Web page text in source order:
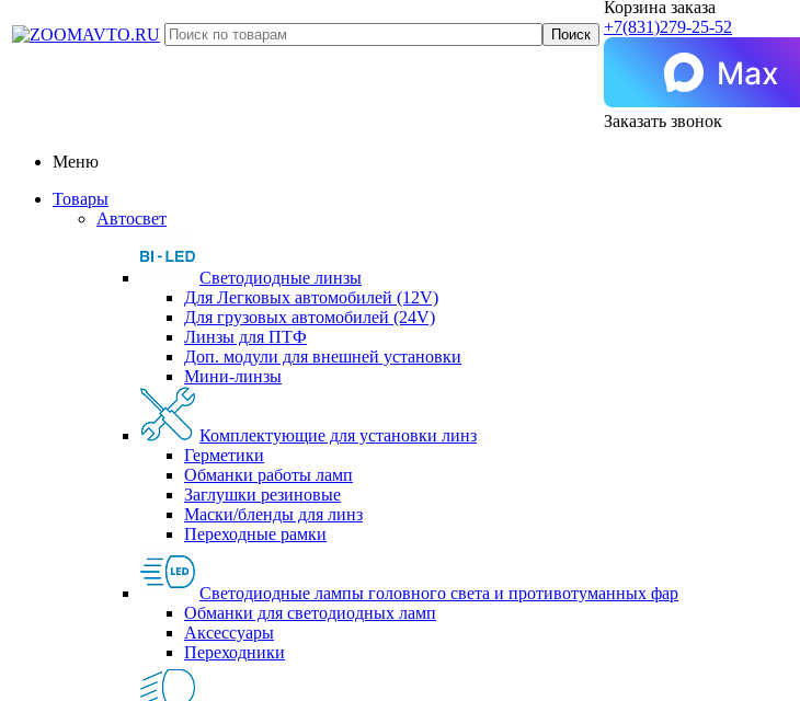
Корзина заказа
+7(831)279-25-52
Заказать звонок
Меню
Товары
Автосвет
Светодиодные линзы
Для Легковых автомобилей (12V)
Для грузовых автомобилей (24V)
Линзы для ПТФ
Доп. модули для внешней установки
Мини-линзы
Комплектующие для установки линз
Герметики
Обманки работы ламп
Заглушки резиновые
Маски/бленды для линз
Переходные рамки
Светодиодные лампы головного света и противотуманных фар
Обманки для светодиодных ламп
Аксессуары
Переходники